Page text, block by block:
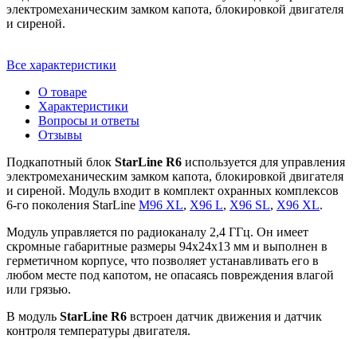
электромеханическим замком капота, блокировкой двигателя
и сиреной.
Все характеристики
О товаре
Характеристики
Вопросы и ответы
Отзывы
Подкапотный блок StarLine R6 используется для управления
электромеханическим замком капота, блокировкой двигателя
и сиреной. Модуль входит в комплект охранных комплексов
6-го поколения StarLine M96 XL, X96 L, X96 SL, X96 XL.
Модуль управляется по радиоканалу 2,4 ГГц. Он имеет
скромные габаритные размеры 94х24х13 мм и выполнен в
герметичном корпусе, что позволяет устанавливать его в
любом месте под капотом, не опасаясь повреждения влагой
или грязью.
В модуль StarLine R6 встроен датчик движения и датчик
контроля температуры двигателя.